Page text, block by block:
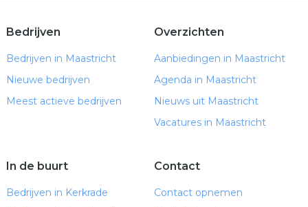
Bedrijven
Bedrijven in Maastricht
Nieuwe bedrijven
Meest actieve bedrijven
Overzichten
Aanbiedingen in Maastricht
Agenda in Maastricht
Nieuws uit Maastricht
Vacatures in Maastricht
In de buurt
Bedrijven in Kerkrade
Contact
Contact opnemen